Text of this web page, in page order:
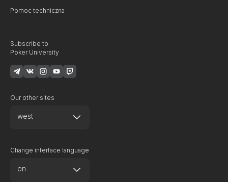
Pomoc techniczna
Subscribe to
Poker University
Our other sites
west
Change interface language
en